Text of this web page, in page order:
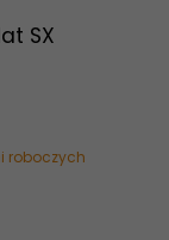
SX
roboczych